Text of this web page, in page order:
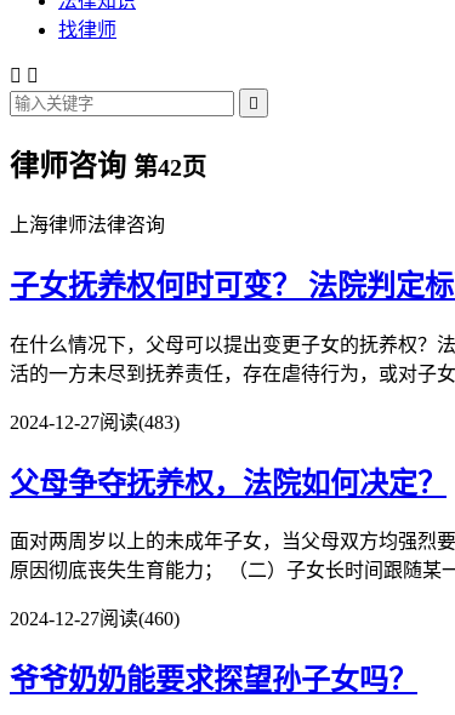
找律师
 

律师咨询 第42页
上海律师法律咨询
子女抚养权何时可变？ 法院判定标
在什么情况下，父母可以提出变更子女的抚养权？
活的一方未尽到抚养责任，存在虐待行为，或对子
2024-12-27阅读(483)
父母争夺抚养权，法院如何决定？
面对两周岁以上的未成年子女，当父母双方均强烈
原因彻底丧失生育能力； （二）子女长时间跟随某
2024-12-27阅读(460)
爷爷奶奶能要求探望孙子女吗？